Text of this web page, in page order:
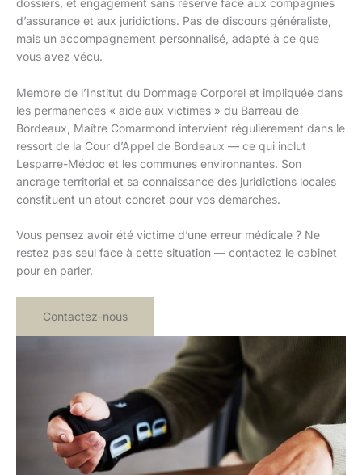
dossiers, et engagement sans réserve face aux compagnies
d’assurance et aux juridictions. Pas de discours généraliste,
mais un accompagnement personnalisé, adapté à ce que
vous avez vécu.
Membre de l’Institut du Dommage Corporel et impliquée dans
les permanences « aide aux victimes » du Barreau de
Bordeaux, Maître Comarmond intervient régulièrement dans le
ressort de la Cour d’Appel de Bordeaux — ce qui inclut
Lesparre-Médoc et les communes environnantes. Son
ancrage territorial et sa connaissance des juridictions locales
constituent un atout concret pour vos démarches.
Vous pensez avoir été victime d’une erreur médicale ? Ne
restez pas seul face à cette situation — contactez le cabinet
pour en parler.
Contactez-nous